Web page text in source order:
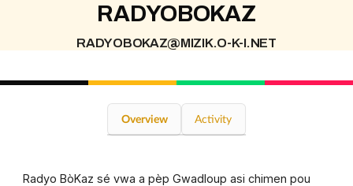
RADYOBOKAZ
RADYOBOKAZ@MIZIK.O-K-I.NET
Overview Activity
Radyo BòKaz sé vwa a pèp Gwadloup asi chimen pou